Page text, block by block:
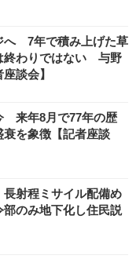
へ 7年で積み上げた草
わりではない 与野
談会】
来年8月で77年の歴
を象徴【記者座談
射程ミサイル配備め
のみ地下化し住民説